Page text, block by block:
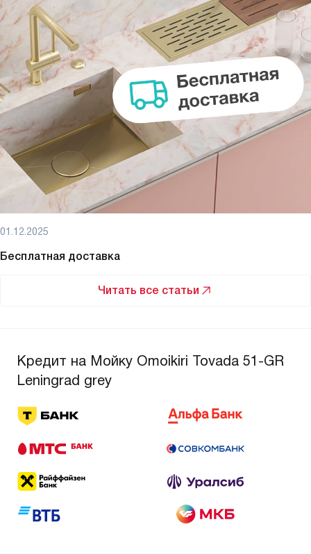
01.12.2025
Бесплатная доставка
Читать все статьи
Кредит на Мойку Omoikiri Tovada 51-GR
Leningrad grey